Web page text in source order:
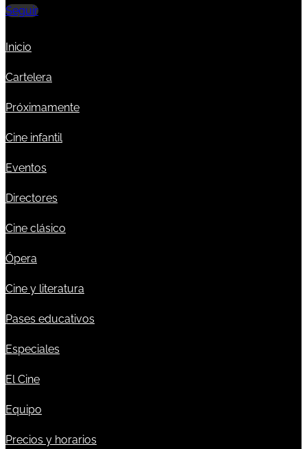
Seguir
Inicio
Cartelera
Próximamente
Cine infantil
Eventos
Directores
Cine clásico
Ópera
Cine y literatura
Pases educativos
Especiales
El Cine
Equipo
Precios y horarios